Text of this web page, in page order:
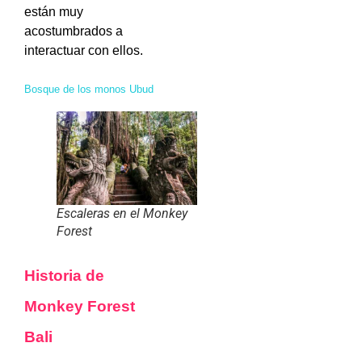
están muy
acostumbrados a
interactuar con ellos.
Bosque de los monos Ubud
Escaleras en el Monkey
Forest
Historia de
Monkey Forest
Bali